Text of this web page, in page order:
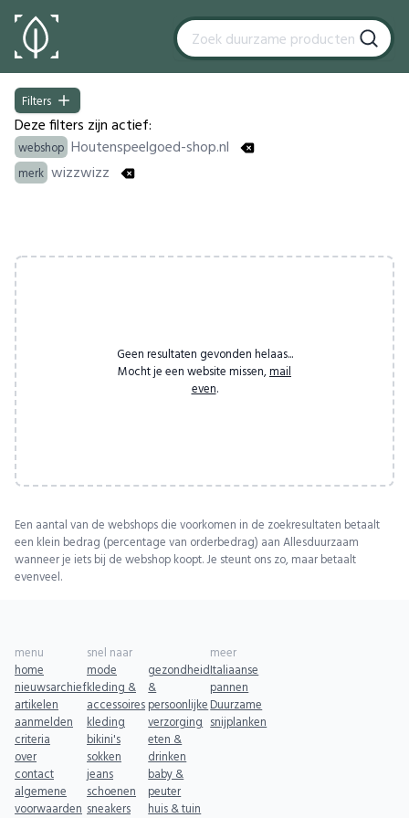
Filters
Filters
Deze filters zijn actief:
webshop Houtenspeelgoed-shop.nl
merk wizzwizz
Geen resultaten gevonden helaas...
Mocht je een website missen, mail
even.
Een aantal van de webshops die voorkomen in de zoekresultaten betaalt
een klein bedrag (percentage van orderbedrag) aan Allesduurzaam
wanneer je iets bij de webshop koopt. Je steunt ons zo, maar betaalt
evenveel.
menu
home
nieuwsarchief
artikelen
aanmelden
criteria
over
contact
algemene
voorwaarden
snel naar
mode
kleding &
accessoires
kleding
bikini's
sokken
jeans
schoenen
sneakers
gezondheid
&
persoonlijke
verzorging
eten &
drinken
baby &
peuter
huis & tuin
meer
Italiaanse
pannen
Duurzame
snijplanken